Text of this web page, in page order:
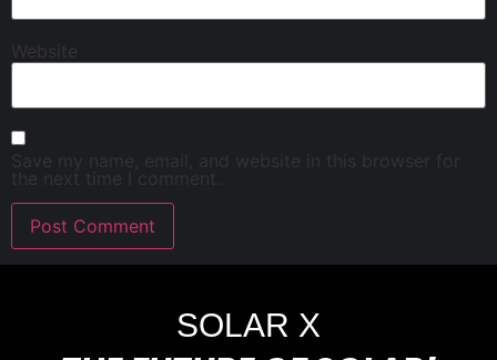
Website
Save my name, email, and website in this browser for
the next time I comment.
SOLAR X